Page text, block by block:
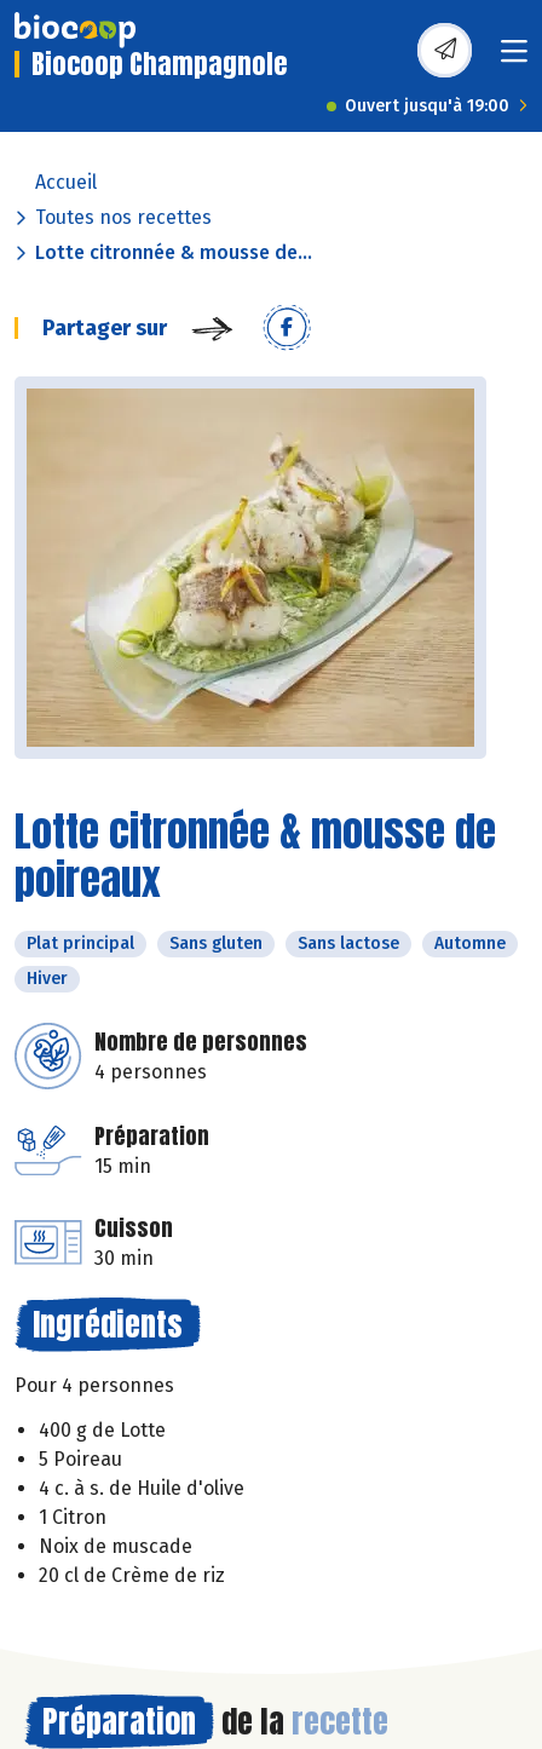
Biocoop Champagnole
Ouvert jusqu'à 19:00
Accueil
Toutes nos recettes
Lotte citronnée & mousse de...
Partager sur
Lotte citronnée & mousse de
poireaux
Plat principal Sans gluten Sans lactose
Automne
Hiver
Nombre de personnes
4 personnes
Préparation
15 min
Cuisson
30 min
Ingrédients
Pour 4 personnes
400 g de Lotte
5 Poireau
4 c. à s. de Huile d'olive
1 Citron
Noix de muscade
20 cl de Crème de riz
Préparation de la recette